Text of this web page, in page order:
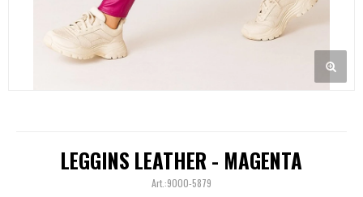
LEGGINS LEATHER - MAGENTA
9000-5879